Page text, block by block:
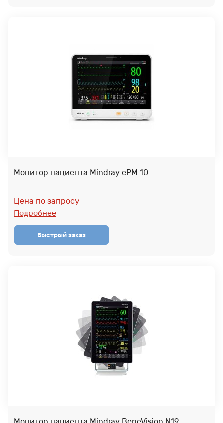
Монитор пациента Mindray ePM 10
Цена по запросу
Подробнее